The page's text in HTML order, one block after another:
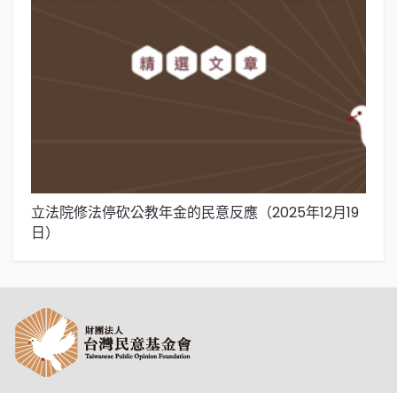
立法院修法停砍公教年金的民意反應（2025年12月19
日）